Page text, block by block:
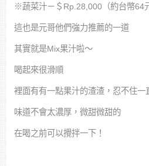
※蔬菜汁－＄Rp.28,000（約台幣64
這也是元哥他們強力推薦的一道
其實就是Mix果汁啦～
喝起來很滑順
裡面有有一點果汁的渣渣，忍不住一
味道不會太濃厚，微甜微甜的
在喝之前可以攪拌一下！